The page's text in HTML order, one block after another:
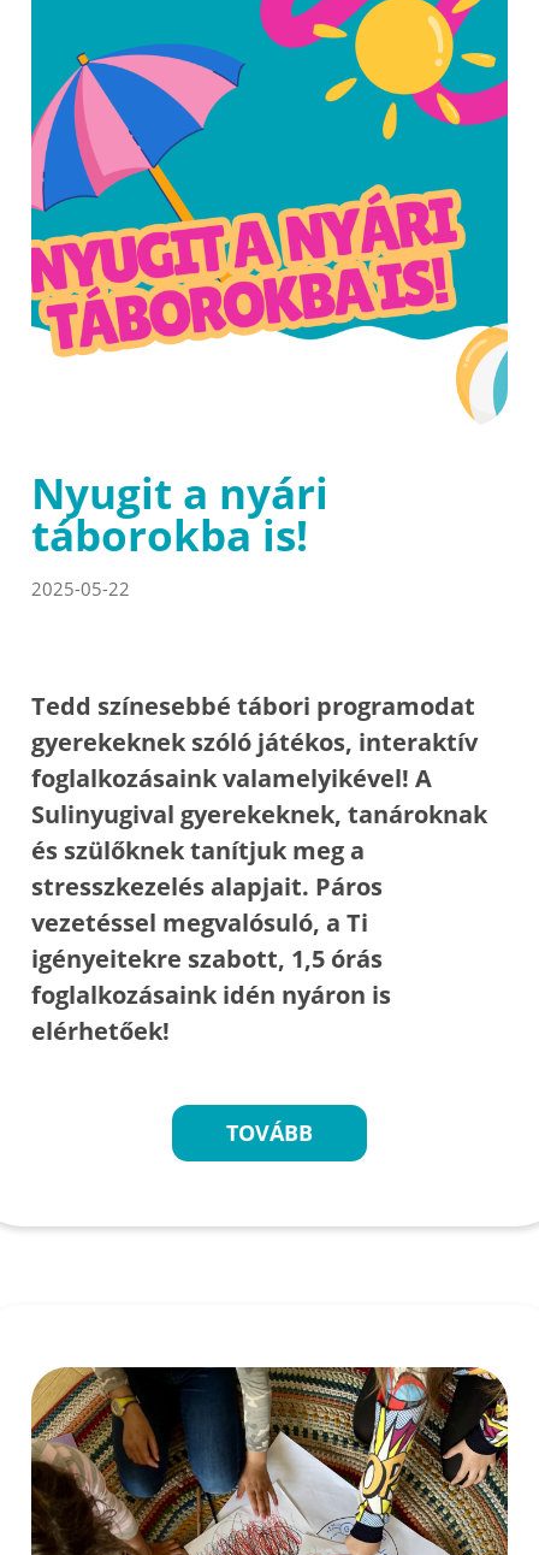
Nyugit a nyári
táborokba is!
2025-05-22
Tedd színesebbé tábori programodat
gyerekeknek szóló játékos, interaktív
foglalkozásaink valamelyikével! A
Sulinyugival gyerekeknek, tanároknak
és szülőknek tanítjuk meg a
stresszkezelés alapjait. Páros
vezetéssel megvalósuló, a Ti
igényeitekre szabott, 1,5 órás
foglalkozásaink idén nyáron is
elérhetőek!
TOVÁBB